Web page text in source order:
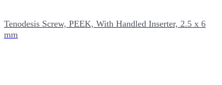
Tenodesis Screw, PEEK, With Handled Inserter, 2.5 x 6
mm